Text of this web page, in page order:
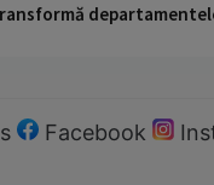
Facebook